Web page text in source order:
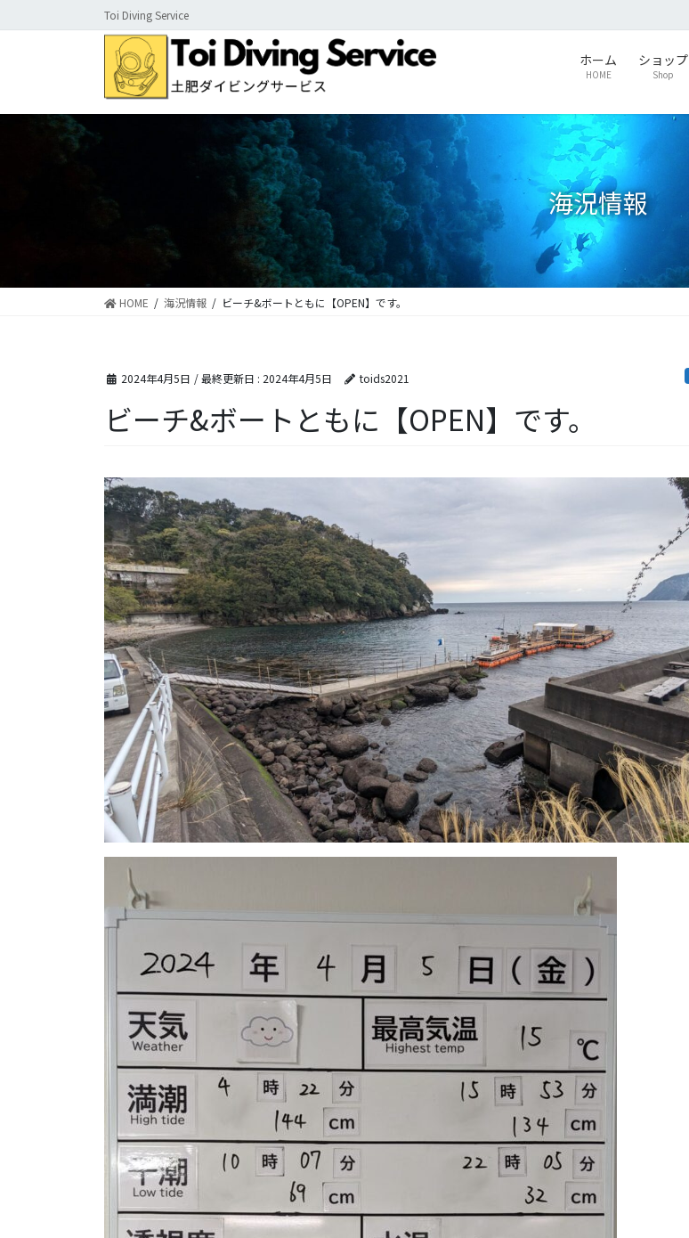
ン
に
ビ
ョ
Toi Diving Service
ホーム
HOME
ショップ
Shop
海況情報
HOME 海況情報 ビーチ&ボートともに【OPEN】です。
2024年4月5日 / 最終更新日 : 2024年4月5日 toids2021
ビーチ&ボートともに【OPEN】です。